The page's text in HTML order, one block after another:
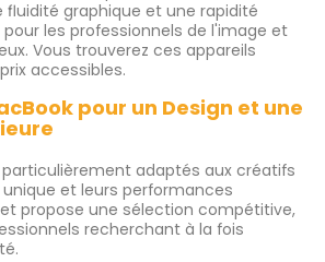
fluidité graphique et une rapidité
les professionnels de l'image et
Vous trouverez ces appareils
accessibles.
pour un Design et une
adaptés aux créatifs
et leurs performances
propose une sélection compétitive,
recherchant à la fois